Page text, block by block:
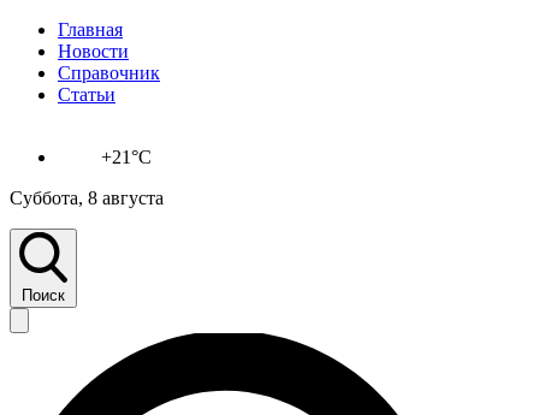
Главная
Новости
Справочник
Статьи
+21°C
Суббота, 8 августа
Поиск